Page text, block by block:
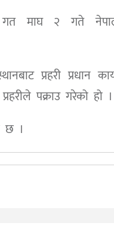
गत माघ २ गते
प्रहरी प्रधान
पक्राउ गरेको हो ।
छ ।